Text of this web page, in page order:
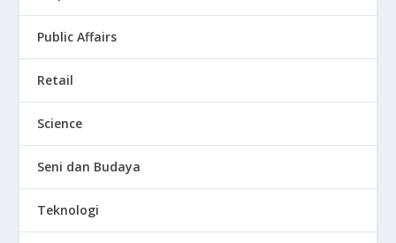
Public Affairs
Retail
Science
Seni dan Budaya
Teknologi